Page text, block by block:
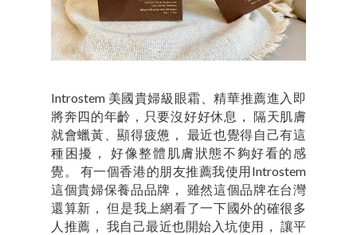
Introstem 美國貴婦級眼霜、精華推薦進入即
將奔四的年齡，只要沒好好休息， 隔天肌膚
就會蠟黃、顯得疲憊， 最近也覺得自己有這
種困擾， 好像整體肌膚狀態不夠好看的感
覺。 有一個香港的朋友推薦我使用Introstem
這個貴婦保養品品牌， 雖然這個品牌在台灣
還算新， 但是我上網看了一下國外的確很多
人推薦， 我自己最近也開始入坑使用， 讓平